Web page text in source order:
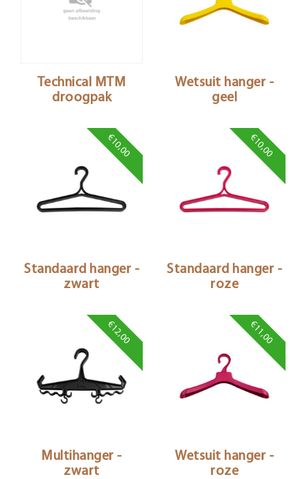
Technical MTM
droogpak
Wetsuit hanger -
geel
€10,00
Standaard hanger -
zwart
€10,00
Standaard hanger -
roze
€12,00
Multihanger -
zwart
€11,00
Wetsuit hanger -
roze